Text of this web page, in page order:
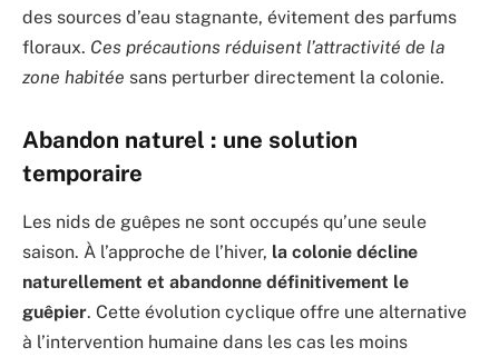
des sources d’eau stagnante, évitement des parfums
floraux. Ces précautions réduisent l’attractivité de la
zone habitée sans perturber directement la colonie.
Abandon naturel : une solution
temporaire
Les nids de guêpes ne sont occupés qu’une seule
saison. À l’approche de l’hiver, la colonie décline
naturellement et abandonne définitivement le
guêpier. Cette évolution cyclique offre une alternative
à l’intervention humaine dans les cas les moins